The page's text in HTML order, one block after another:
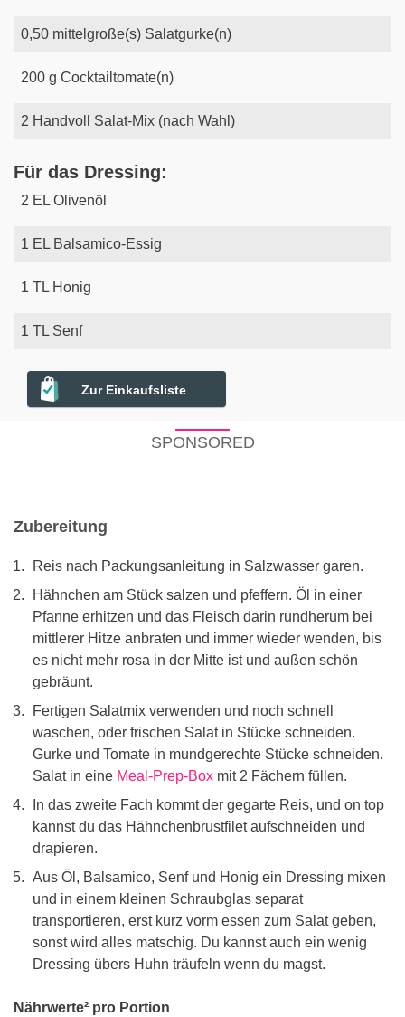
0,50 mittelgroße(s) Salatgurke(n)
200 g Cocktailtomate(n)
2 Handvoll Salat-Mix (nach Wahl)
Für das Dressing:
2 EL Olivenöl
1 EL Balsamico-Essig
1 TL Honig
1 TL Senf
Zur Einkaufsliste
SPONSORED
Zubereitung
Reis nach Packungsanleitung in Salzwasser garen.
Hähnchen am Stück salzen und pfeffern. Öl in einer
Pfanne erhitzen und das Fleisch darin rundherum bei
mittlerer Hitze anbraten und immer wieder wenden, bis
es nicht mehr rosa in der Mitte ist und außen schön
gebräunt.
Fertigen Salatmix verwenden und noch schnell
waschen, oder frischen Salat in Stücke schneiden.
Gurke und Tomate in mundgerechte Stücke schneiden.
Salat in eine Meal-Prep-Box mit 2 Fächern füllen.
In das zweite Fach kommt der gegarte Reis, und on top
kannst du das Hähnchenbrustfilet aufschneiden und
drapieren.
Aus Öl, Balsamico, Senf und Honig ein Dressing mixen
und in einem kleinen Schraubglas separat
transportieren, erst kurz vorm essen zum Salat geben,
sonst wird alles matschig. Du kannst auch ein wenig
Dressing übers Huhn träufeln wenn du magst.
Nährwerte² pro Portion